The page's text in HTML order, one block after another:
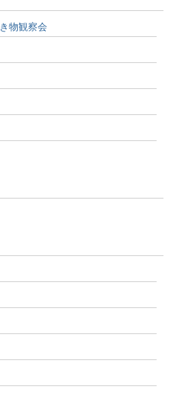
物観察会